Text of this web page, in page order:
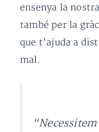
ensenya la
també per la
que t’ajuda a
mal.